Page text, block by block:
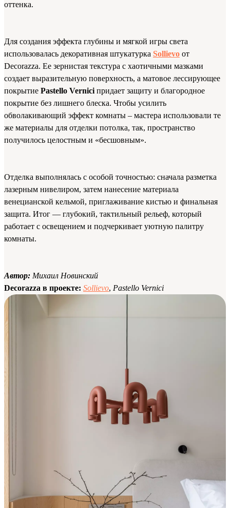
оттенка.
Для создания эффекта глубины и мягкой игры света
использовалась декоративная штукатурка Sollievo от
Decorazza. Ее зернистая текстура с хаотичными мазками
создает выразительную поверхность, а матовое лессирующее
покрытие Pastello Vernici придает защиту и благородное
покрытие без лишнего блеска. Чтобы усилить
обволакивающий эффект комнаты – мастера использовали те
же материалы для отделки потолка, так, пространство
получилось целостным и «бесшовным».
Отделка выполнялась с особой точностью: сначала разметка
лазерным нивелиром, затем нанесение материала
венецианской кельмой, приглаживание кистью и финальная
защита. Итог — глубокий, тактильный рельеф, который
работает с освещением и подчеркивает уютную палитру
комнаты.
Автор: Михаил Новинский
Decorazza в проекте: Sollievo, Pastello Vernici